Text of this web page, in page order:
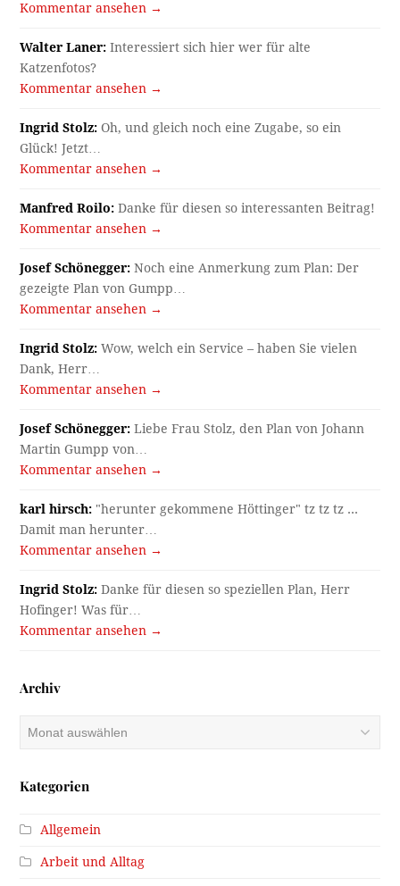
Kommentar ansehen →
Walter Laner: Interessiert sich hier wer für alte
Katzenfotos?
Kommentar ansehen →
Ingrid Stolz: Oh, und gleich noch eine Zugabe, so ein
Glück! Jetzt…
Kommentar ansehen →
Manfred Roilo: Danke für diesen so interessanten Beitrag!
Kommentar ansehen →
Josef Schönegger: Noch eine Anmerkung zum Plan: Der
gezeigte Plan von Gumpp…
Kommentar ansehen →
Ingrid Stolz: Wow, welch ein Service – haben Sie vielen
Dank, Herr…
Kommentar ansehen →
Josef Schönegger: Liebe Frau Stolz, den Plan von Johann
Martin Gumpp von…
Kommentar ansehen →
karl hirsch: "herunter gekommene Höttinger" tz tz tz ...
Damit man herunter…
Kommentar ansehen →
Ingrid Stolz: Danke für diesen so speziellen Plan, Herr
Hofinger! Was für…
Kommentar ansehen →
Archiv
Archiv
Kategorien
Allgemein
Arbeit und Alltag